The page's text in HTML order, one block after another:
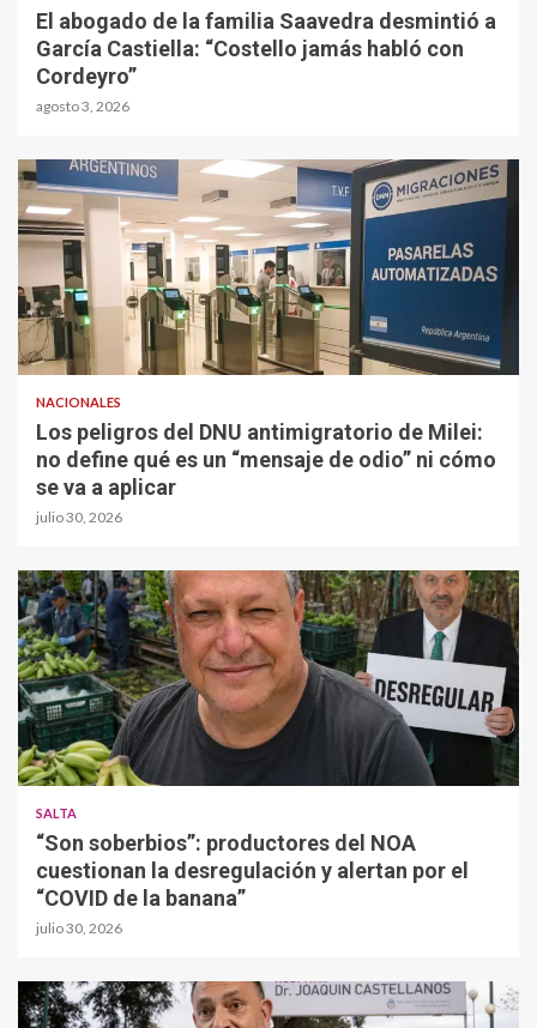
El abogado de la familia Saavedra desmintió a
García Castiella: “Costello jamás habló con
Cordeyro”
agosto 3, 2026
NACIONALES
Los peligros del DNU antimigratorio de Milei:
no define qué es un “mensaje de odio” ni cómo
se va a aplicar
julio 30, 2026
SALTA
“Son soberbios”: productores del NOA
cuestionan la desregulación y alertan por el
“COVID de la banana”
julio 30, 2026